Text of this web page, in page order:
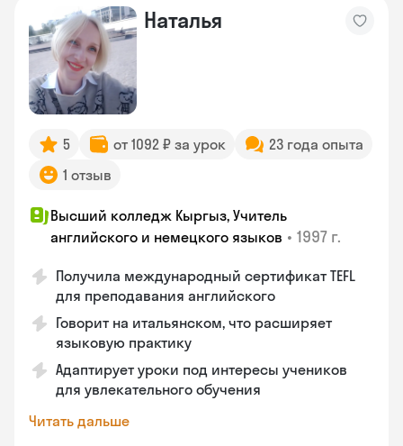
Наталья
5 от 1092 ₽ за урок
23 года опыта
1 отзыв
Высший колледж Кыргыз, Учитель
английского и немецкого языков • 1997 г.
Получила международный сертификат TEFL
для преподавания английского
Говорит на итальянском, что расширяет
языковую практику
Адаптирует уроки под интересы учеников
для увлекательного обучения
Читать дальше